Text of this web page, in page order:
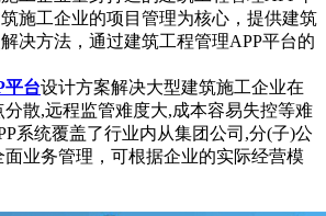
施工企业的项目管理为核心，提供建筑
决方法，通过建筑工程管理APP平台的
平台设计方案解决大型建筑施工企业在
散,远程监管难度大,成本容易失控等难
系统覆盖了行业内从集团公司,分(子)公
业务管理，可根据企业的实际经营模